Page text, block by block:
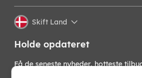
Skift Land
Holde opdateret
Få de seneste nyheder, hotteste